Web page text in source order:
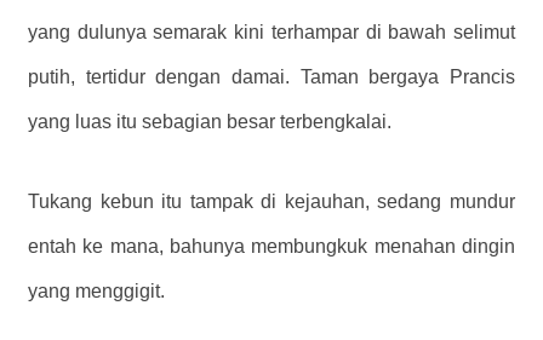
yang dulunya semarak kini terhampar di bawah selimut
putih, tertidur dengan damai. Taman bergaya Prancis
yang luas itu sebagian besar terbengkalai.
Tukang kebun itu tampak di kejauhan, sedang mundur
entah ke mana, bahunya membungkuk menahan dingin
yang menggigit.